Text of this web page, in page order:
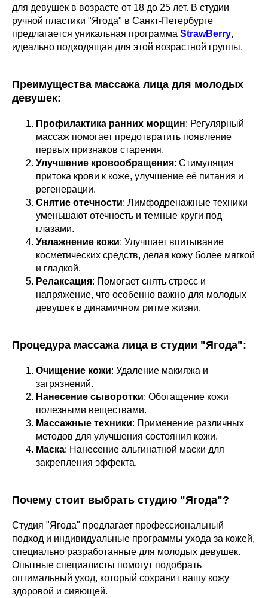
для девушек в возрасте от 18 до 25 лет. В студии
ручной пластики "Ягода" в Санкт-Петербурге
предлагается уникальная программа StrawBerry,
идеально подходящая для этой возрастной группы.
Преимущества массажа лица для молодых
девушек:
Профилактика ранних морщин: Регулярный
массаж помогает предотвратить появление
первых признаков старения.
Улучшение кровообращения: Стимуляция
притока крови к коже, улучшение её питания и
регенерации.
Снятие отечности: Лимфодренажные техники
уменьшают отечность и темные круги под
глазами.
Увлажнение кожи: Улучшает впитывание
косметических средств, делая кожу более мягкой
и гладкой.
Релаксация: Помогает снять стресс и
напряжение, что особенно важно для молодых
девушек в динамичном ритме жизни.
Процедура массажа лица в студии "Ягода":
Очищение кожи: Удаление макияжа и
загрязнений.
Нанесение сыворотки: Обогащение кожи
полезными веществами.
Массажные техники: Применение различных
методов для улучшения состояния кожи.
Маска: Нанесение альгинатной маски для
закрепления эффекта.
Почему стоит выбрать студию "Ягода"?
Студия "Ягода" предлагает профессиональный
подход и индивидуальные программы ухода за кожей,
специально разработанные для молодых девушек.
Опытные специалисты помогут подобрать
оптимальный уход, который сохранит вашу кожу
здоровой и сияющей.